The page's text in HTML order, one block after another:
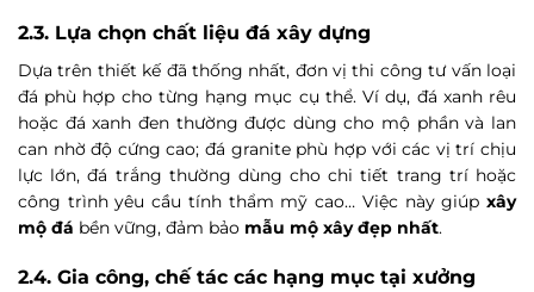
2.3. Lựa chọn chất liệu đá xây dựng
Dựa trên thiết kế đã thống nhất, đơn vị thi công tư vấn loại
đá phù hợp cho từng hạng mục cụ thể. Ví dụ, đá xanh rêu
hoặc đá xanh đen thường được dùng cho mộ phần và lan
can nhờ độ cứng cao; đá granite phù hợp với các vị trí chịu
lực lớn, đá trắng thường dùng cho chi tiết trang trí hoặc
công trình yêu cầu tính thẩm mỹ cao… Việc này giúp xây
mộ đá bền vững, đảm bảo mẫu mộ xây đẹp nhất.
2.4. Gia công, chế tác các hạng mục tại xưởng